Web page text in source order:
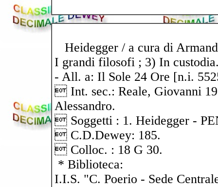
Heidegger / a cura di
I grandi filosofi ; 3) In
- All. a: Il Sole 24 Ore [n.i.
 Int. sec.: Reale, Giovanni
Alessandro.
 Soggetti : 1. Heidegger -
 C.D.Dewey: 185.
 Colloc. : 18 G 30.
* Biblioteca:
I.I.S. "C. Poerio - Sede